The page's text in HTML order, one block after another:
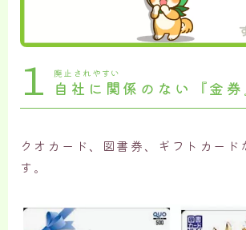
1 廃止されやすい
自社に関係のない『金券
クオカード、図書券、ギフトカード
す。